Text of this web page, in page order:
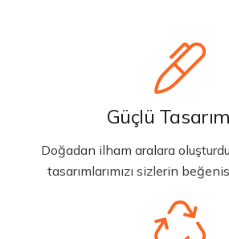
Güçlü
Doğadan ilham aralara
tasarımlarımızı sizlerin